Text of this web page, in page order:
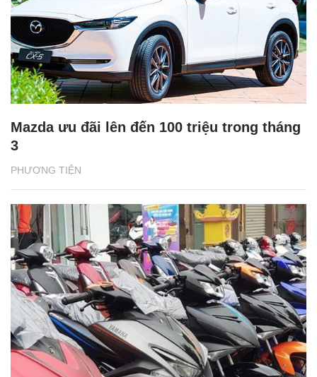
PHƯƠNG TIỆN
Mazda ưu đãi lên đến 100 triệu trong tháng
3